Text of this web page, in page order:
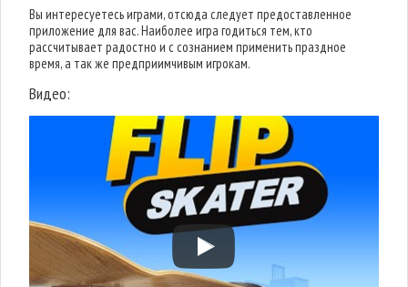
Вы интересуетесь играми, отсюда следует предоставленное
приложение для вас. Наиболее игра годиться тем, кто
рассчитывает радостно и с сознанием применить праздное
время, а так же предприимчивым игрокам.
Видео: